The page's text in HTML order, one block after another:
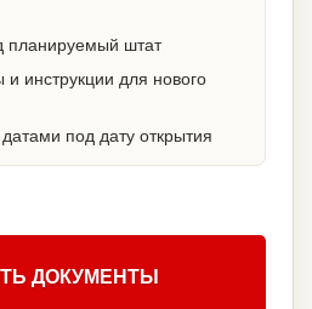
планируемый штат
инструкции для нового
под дату открытия
ДОКУМЕНТЫ